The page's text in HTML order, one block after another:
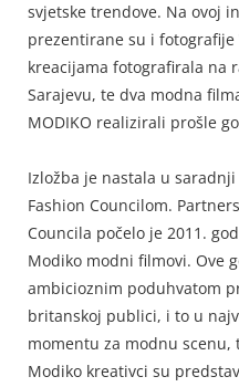
svjetske trendove. Na ovoj
prezentirane su i fotografije
kreacijama fotografirala na
Sarajevu, te dva modna
MODIKO realizirali prošle
Izložba je nastala u
Fashion Councilom.
Councila počelo je 2011.
Modiko modni filmovi. Ove
ambicioznim poduhvatom
britanskoj publici, i to u
momentu za modnu scenu,
Modiko kreativci su